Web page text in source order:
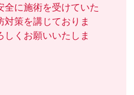
全に施術を受けていた
策を講じておりま
くお願いいたしま